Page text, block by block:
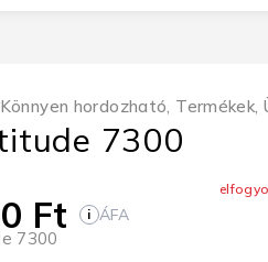
Könnyen hordozható, Termékek,
7300
Ft i ÁFA
7300